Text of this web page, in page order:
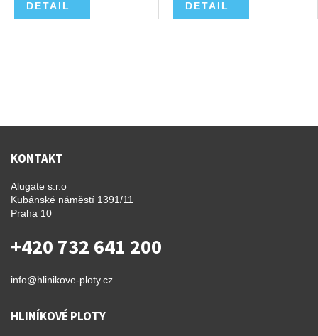
DETAIL DETAIL
KONTAKT
Alugate s.r.o
Kubánské náměstí 1391/11
Praha 10
+420 732 641 200
info@hlinikove-ploty.cz
HLINÍKOVÉ PLOTY